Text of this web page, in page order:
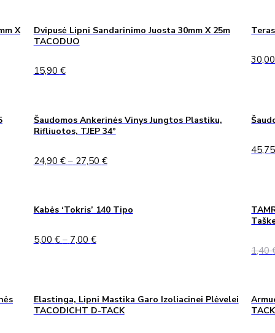
X
Dvipusė Lipni Sandarinimo Juosta 30mm X 25m
TACODUO
15,90 €
Šaudomos Ankerinės Vinys Jungtos Plastiku,
Rifliuotos, TJEP 34°
24,90 € – 27,50 €Price
27,50 €
Kabės ‘Tokris’ 140 Tipo
5,00 € – 7,00 €Price
1,40
Elastinga, Lipni Mastika Garo Izoliacinei Plėvelei
TACODICHT D-TACK
TACK